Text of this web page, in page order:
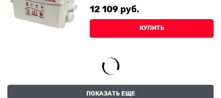
12 109 руб.
КУПИТЬ
ПОКАЗАТЬ ЕЩЕ